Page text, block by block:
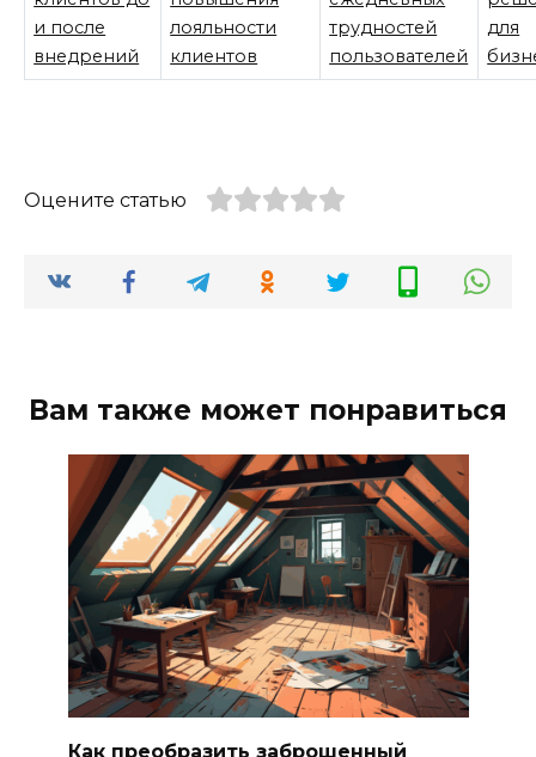
и после
внедрений
лояльности
клиентов
трудностей
пользователей
для
Оцените статью
Вам также может понравиться
Как преобразить заброшенный